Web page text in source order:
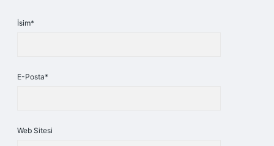
İsim*
E-Posta*
Web Sitesi